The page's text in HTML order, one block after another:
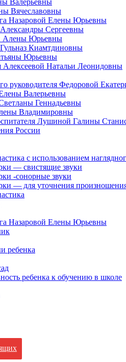
Валерьевны
Вячеславовны
Назаровой Елены Юрьевны
Сергеевны
Алены Юрьевны
Киамтдиновны
Юрьевны
Алексеевой Натальи Леонидовны
руководителя Федоровой
Валерьевны
Геннадьевны
Владимировны
Лушиной Галины
России
с использованием
— свистящие звуки
-сонорные звуки
— для уточнения
Назаровой Елены Юрьевны
ребенка
ребенка к обучению в школе